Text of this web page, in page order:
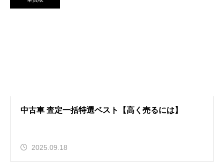
中古車 査定一括特選ベスト【高く売るには】
2025.09.18